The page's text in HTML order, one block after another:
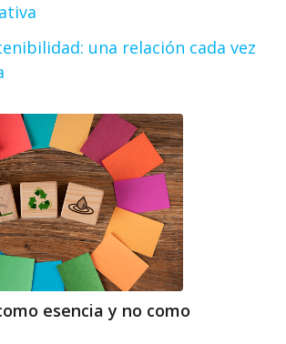
una relación cada vez
esencia y no como